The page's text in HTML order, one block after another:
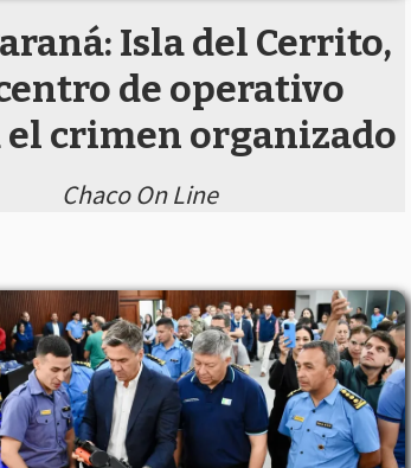
Isla del Cerrito,
de operativo
crimen organizado
Chaco On Line